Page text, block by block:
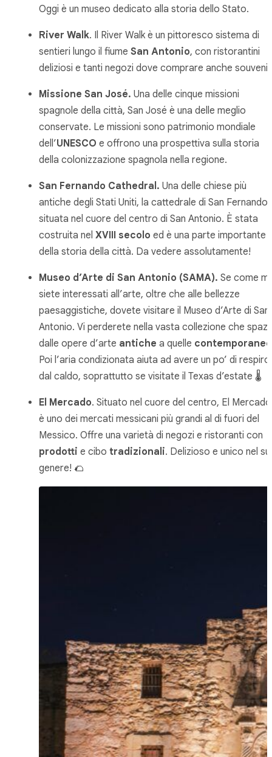
Oggi è un museo dedicato alla storia dello Stato.
River Walk. Il River Walk è un pittoresco sistema di
sentieri lungo il fiume San Antonio, con ristorantini
deliziosi e tanti negozi dove comprare anche
Missione San José. Una delle cinque missioni
spagnole della città, San José è una delle meglio
conservate. Le missioni sono patrimonio mondiale
dell’UNESCO e offrono una prospettiva sulla storia
della colonizzazione spagnola nella regione.
San Fernando Cathedral. Una delle chiese più
antiche degli Stati Uniti, la cattedrale di San Fernando
situata nel cuore del centro di San Antonio. È stata
costruita nel XVIII secolo ed è una parte importante
della storia della città. Da vedere assolutamente!
Museo d’Arte di San Antonio (SAMA). Se come
siete interessati all’arte, oltre che alle bellezze
paesaggistiche, dovete visitare il Museo d’Arte di San
Antonio. Vi perderete nella vasta collezione che
dalle opere d’arte antiche a quelle contemporanee
Poi l’aria condizionata aiuta ad avere un po’ di respiro
dal caldo, soprattutto se visitate il Texas d’estate 🌡️
El Mercado. Situato nel cuore del centro, El Mercado
è uno dei mercati messicani più grandi al di fuori del
Messico. Offre una varietà di negozi e ristoranti con
prodotti e cibo tradizionali. Delizioso e unico nel
genere! 🌮